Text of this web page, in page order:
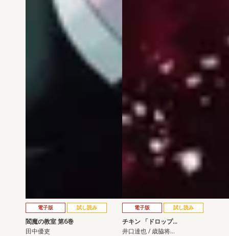
電子版 試し読み
閻魔の教室 第6巻
田中優吏
電子版 試し読み
チキン 「ドロップ…
井口達也 / 歳脇将…